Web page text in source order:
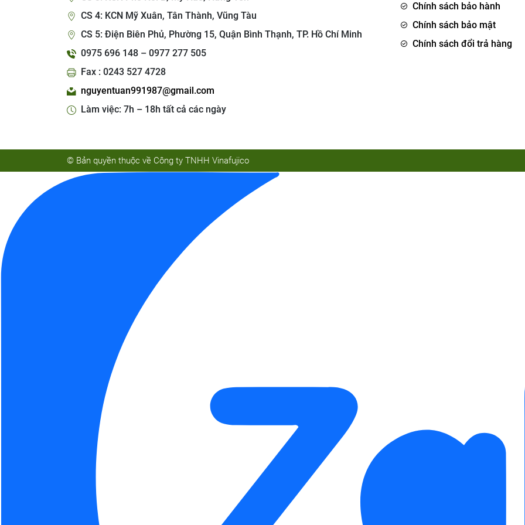
CS 4: KCN Mỹ Xuân, Tân Thành, Vũng Tàu
CS 5: Điện Biên Phủ, Phường 15, Quận Bình Thạnh, TP. Hồ Chí Minh
0975 696 148 – 0977 277 505
Fax : 0243 527 4728
nguyentuan991987@gmail.com
Làm việc: 7h – 18h tất cả các ngày
Chính sách bảo hành
Chính sách bảo mật
Chính sách đổi trả hàng
© Bản quyền thuộc về Công ty TNHH Vinafujico